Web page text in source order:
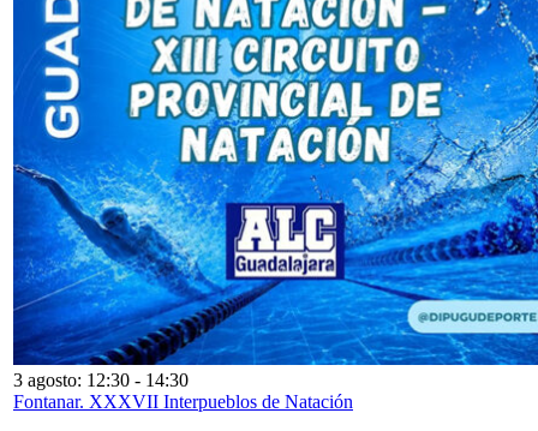
3 agosto: 12:30 - 14:30
Fontanar. XXXVII Interpueblos de Natación